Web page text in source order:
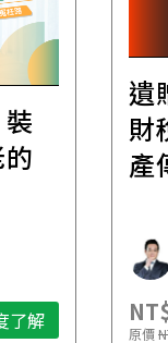
了解
遺
財
產
原價